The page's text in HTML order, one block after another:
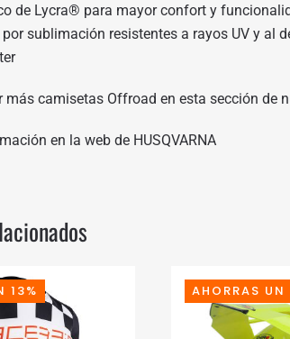
de Lycra® para mayor confort y
sublimación resistentes a rayos UV y al
más camisetas Offroad en esta sección de
en la web de HUSQVARNA
13% AHORRAS UN